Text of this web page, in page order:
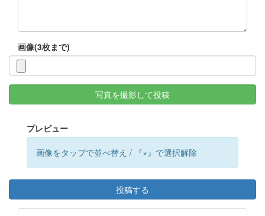
画像(3枚まで)
写真を撮影して投稿
プレビュー
画像をタップで並べ替え / 『×』で選択解除
投稿する